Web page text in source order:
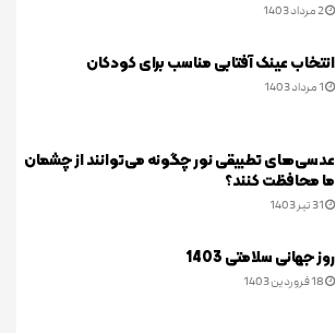
2 مرداد 1403
انتخاب عینک آفتابی مناسب برای کودکان
1 مرداد 1403
عدسی‌های تطبیقی نور چگونه می‌توانند از چشمان
ما محافظت کنند؟
31 تیر 1403
روز جهانی سلامتی 1403
18 فروردین 1403